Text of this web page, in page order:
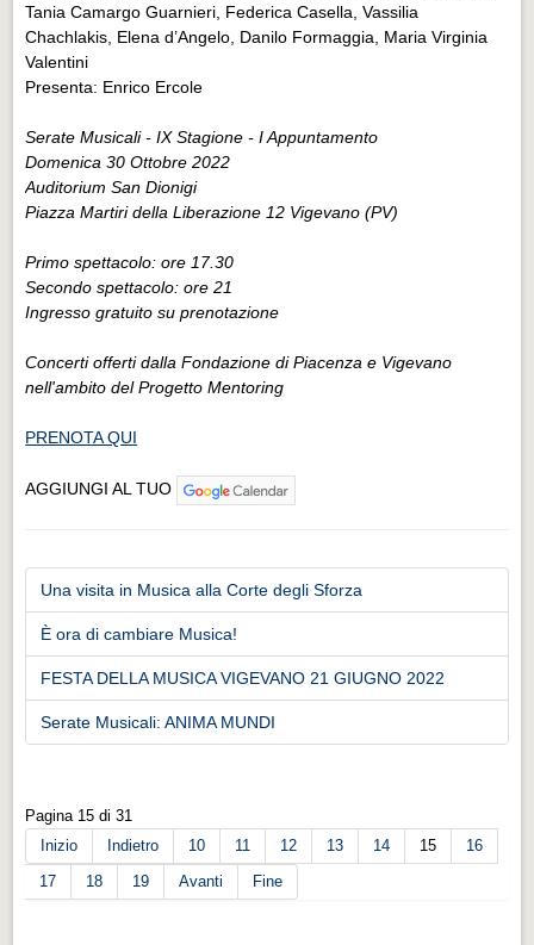
Tania Camargo Guarnieri, Federica Casella, Vassilia
Chachlakis, Elena d’Angelo, Danilo Formaggia, Maria Virginia
Valentini
Presenta: Enrico Ercole
Serate Musicali - IX Stagione - I Appuntamento
Domenica 30 Ottobre 2022
Auditorium San Dionigi
Piazza Martiri della Liberazione 12 Vigevano (PV)
Primo spettacolo: ore 17.30
Secondo spettacolo: ore 21
Ingresso gratuito su prenotazione
Concerti offerti dalla Fondazione di Piacenza e Vigevano
nell'ambito del Progetto Mentoring
PRENOTA QUI
AGGIUNGI AL TUO
Una visita in Musica alla Corte degli Sforza
È ora di cambiare Musica!
FESTA DELLA MUSICA VIGEVANO 21 GIUGNO 2022
Serate Musicali: ANIMA MUNDI
Pagina 15 di 31
Inizio
Indietro 10 11 12 13 14 15
16
17
18 19 Avanti Fine